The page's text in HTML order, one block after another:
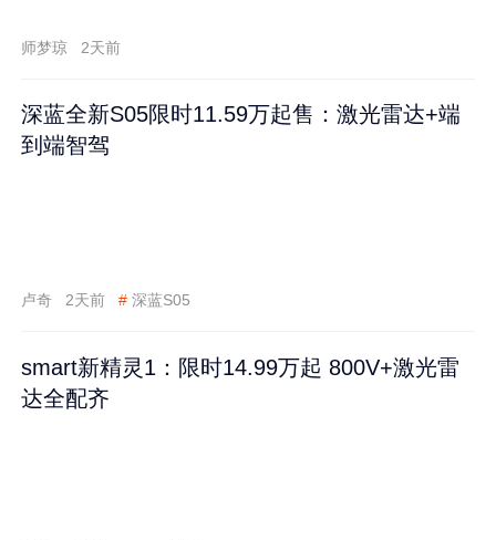
师梦琼 2天前
深蓝全新S05限时11.59万起售：激光雷达+端
到端智驾
卢奇 2天前 # 深蓝S05
smart新精灵1：限时14.99万起 800V+激光雷
达全配齐